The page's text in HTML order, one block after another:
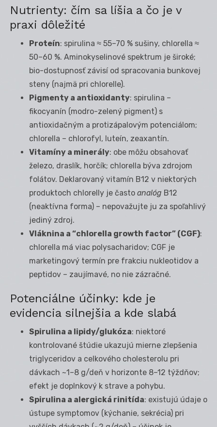
Nutrienty: čím sa líšia a čo je v
praxi dôležité
Proteín: spirulina ≈ 55–70 % sušiny, chlorella ≈
50–60 %. Aminokyselinové spektrum je široké;
bio-dostupnosť závisí od spracovania bunkovej
steny (najmä pri chlorelle).
Pigmenty a antioxidanty: spirulina –
fikocyanín (modro-zelený pigment) s
antioxidačným a protizápalovým potenciálom;
chlorella – chlorofyl, luteín, zeaxantín.
Vitamíny a minerály: obe môžu obsahovať
železo, draslík, horčík; chlorella býva zdrojom
folátov. Deklarovaný vitamín B12 v niektorých
produktoch chlorelly je často analóg B12
(neaktívna forma) – nepovažujte ju za spoľahlivý
jediný zdroj.
Vláknina a “chlorella growth factor” (CGF):
chlorella má viac polysacharidov; CGF je
marketingový termín pre frakciu nukleotidov a
peptidov – zaujímavé, no nie zázračné.
Potenciálne účinky: kde je
evidencia silnejšia a kde slabá
Spirulina a lipidy/glukóza: niektoré
kontrolované štúdie ukazujú mierne zlepšenia
triglyceridov a celkového cholesterolu pri
dávkach ~1–8 g/deň v horizonte 8–12 týždňov;
efekt je doplnkový k strave a pohybu.
Spirulina a alergická rinitída: existujú údaje o
ústupe symptomov (kýchanie, sekrécia) pri